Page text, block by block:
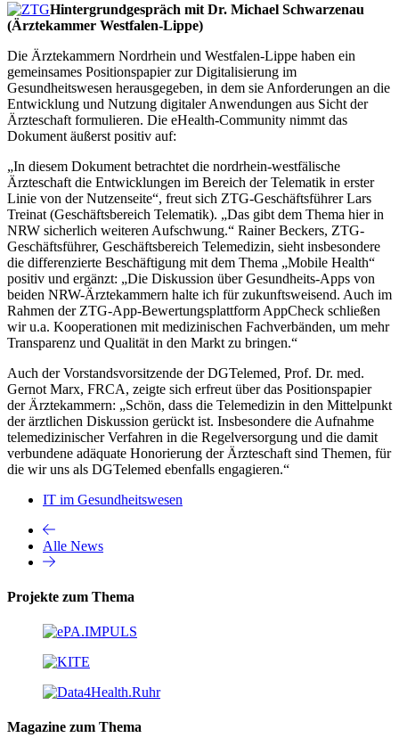
Hintergrundgespräch mit Dr. Michael Schwarzenau
(Ärztekammer Westfalen-Lippe)
Die Ärztekammern Nordrhein und Westfalen-Lippe haben ein
gemeinsames Positionspapier zur Digitalisierung im
Gesundheitswesen herausgegeben, in dem sie Anforderungen an die
Entwicklung und Nutzung digitaler Anwendungen aus Sicht der
Ärzteschaft formulieren. Die eHealth-Community nimmt das
Dokument äußerst positiv auf:
„In diesem Dokument betrachtet die nordrhein-westfälische
Ärzteschaft die Entwicklungen im Bereich der Telematik in erster
Linie von der Nutzenseite“, freut sich ZTG-Geschäftsführer Lars
Treinat (Geschäftsbereich Telematik). „Das gibt dem Thema hier in
NRW sicherlich weiteren Aufschwung.“ Rainer Beckers, ZTG-
Geschäftsführer, Geschäftsbereich Telemedizin, sieht insbesondere
die differenzierte Beschäftigung mit dem Thema „Mobile Health“
positiv und ergänzt: „Die Diskussion über Gesundheits-Apps von
beiden NRW-Ärztekammern halte ich für zukunftsweisend. Auch im
Rahmen der ZTG-App-Bewertungsplattform AppCheck schließen
wir u.a. Kooperationen mit medizinischen Fachverbänden, um mehr
Transparenz und Qualität in den Markt zu bringen.“
Auch der Vorstandsvorsitzende der DGTelemed, Prof. Dr. med.
Gernot Marx, FRCA, zeigte sich erfreut über das Positionspapier
der Ärztekammern: „Schön, dass die Telemedizin in den Mittelpunkt
der ärztlichen Diskussion gerückt ist. Insbesondere die Aufnahme
telemedizinischer Verfahren in die Regelversorgung und die damit
verbundene adäquate Honorierung der Ärzteschaft sind Themen, für
die wir uns als DGTelemed ebenfalls engagieren.“
IT im Gesundheitswesen
Alle News
Projekte zum Thema
Magazine zum Thema